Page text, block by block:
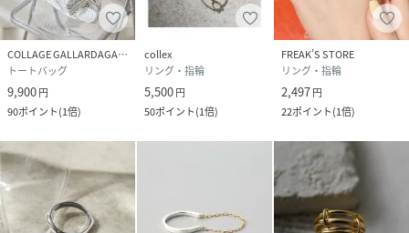
COLLAGE GALLARDAGALANTE
トートバッグ
9,900円
90ポイント(1倍)
collex
リング・指輪
5,500円
50ポイント(1倍)
FREAK’S STORE
リング・指輪
2,497円
22ポイント(1倍)